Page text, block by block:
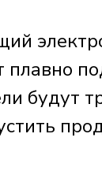
будут